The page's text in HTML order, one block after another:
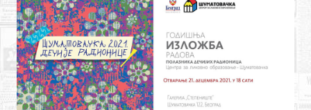
Shopping
Sve za venčanje
Sve za decu
Gastronomija